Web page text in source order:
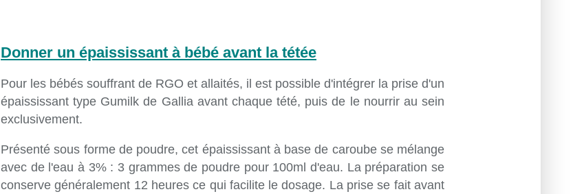
Donner un épaississant à bébé avant la tétée
Pour les bébés souffrant de RGO et allaités, il est possible d'intégrer la prise d'un
épaississant type Gumilk de Gallia avant chaque tété, puis de le nourrir au sein
exclusivement.
Présenté sous forme de poudre, cet épaississant à base de caroube se mélange
avec de l'eau à 3% : 3 grammes de poudre pour 100ml d'eau. La préparation se
conserve généralement 12 heures ce qui facilite le dosage. La prise se fait avant